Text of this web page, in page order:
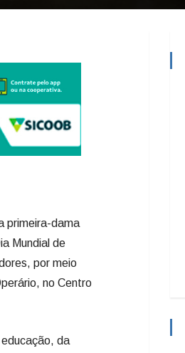
primeira-dama
Mundial de
por meio
no Centro
da